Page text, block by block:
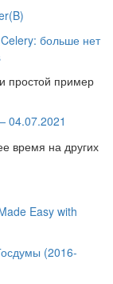
больше нет
простой пример
04.07.2021
время на других
Easy with
(2016-